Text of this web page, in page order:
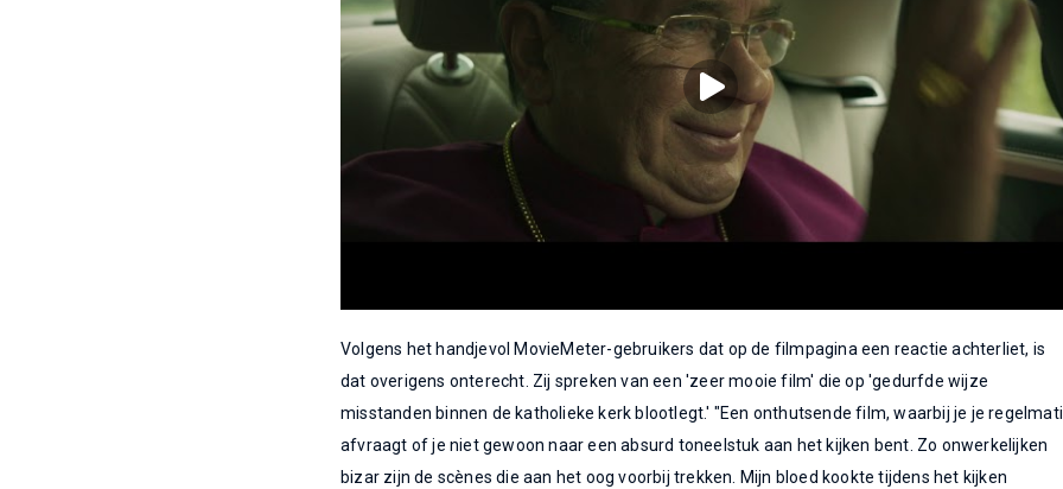
Volgens het handjevol MovieMeter-gebruikers dat op de filmpagina een reactie achterliet, is
dat overigens onterecht. Zij spreken van een 'zeer mooie film' die op 'gedurfde wijze
misstanden binnen de katholieke kerk blootlegt.' "Een onthutsende film, waarbij je je
afvraagt of je niet gewoon naar een absurd toneelstuk aan het kijken bent. Zo onwerkelijken
bizar zijn de scènes die aan het oog voorbij trekken. Mijn bloed kookte tijdens het kijken